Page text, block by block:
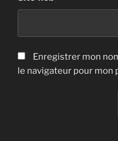
Enregistrer mon
le navigateur pour mon